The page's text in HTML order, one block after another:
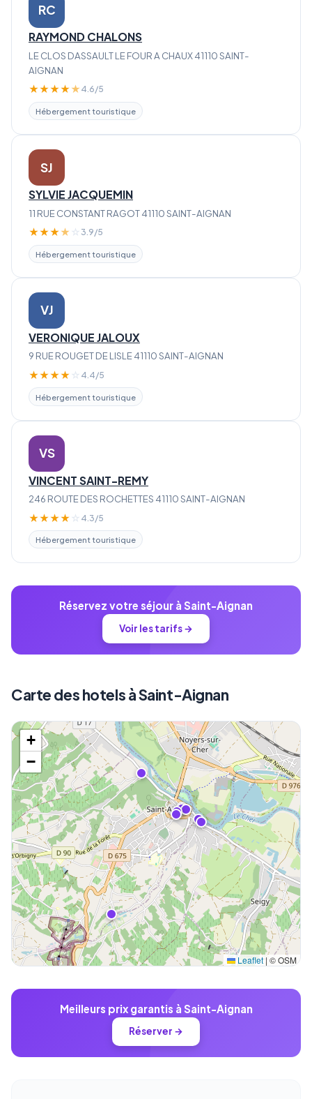
RC
RAYMOND CHALONS
LE CLOS DASSAULT LE FOUR A CHAUX 41110 SAINT-
AIGNAN
★★★★★ 4.6/5
Hébergement touristique
SJ
SYLVIE JACQUEMIN
11 RUE CONSTANT RAGOT 41110 SAINT-AIGNAN
★★★★ ☆ 3.9/5
Hébergement touristique
VJ
VERONIQUE JALOUX
9 RUE ROUGET DE LISLE 41110 SAINT-AIGNAN
★★★★ ☆ 4.4/5
Hébergement touristique
VS
VINCENT SAINT-REMY
246 ROUTE DES ROCHETTES 41110 SAINT-AIGNAN
★★★★ ☆ 4.3/5
Hébergement touristique
Réservez votre séjour à Saint-Aignan
Voir les tarifs →
Carte des hotels à Saint-Aignan
+
−
Leaflet | © OSM
Meilleurs prix garantis à Saint-Aignan
Réserver →